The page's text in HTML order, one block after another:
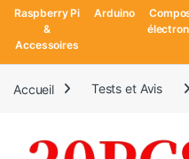
Raspberry Pi
&
Accessoires
Arduino
Accueil Tests et Avis